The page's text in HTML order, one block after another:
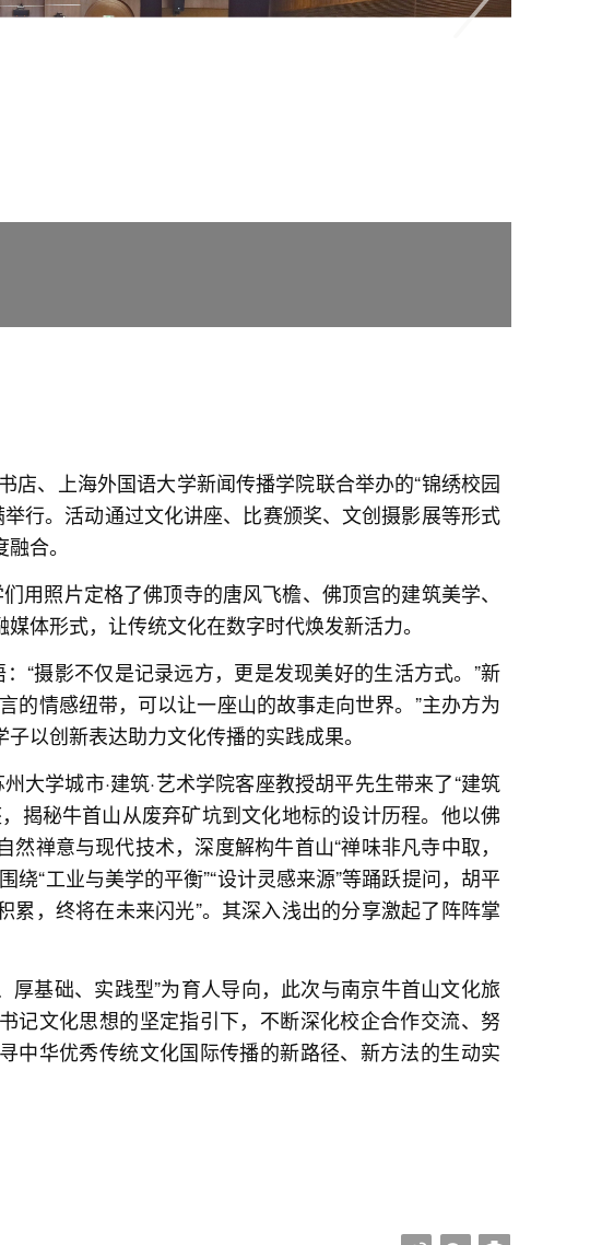
店、上海外国语大学新闻传播学院联合举办的“锦绣校园
行。活动通过文化讲座、比赛颁奖、文创摄影展等形式
合。
用照片定格了佛顶寺的唐风飞檐、佛顶宫的建筑美学、
体形式，让传统文化在数字时代焕发新活力。
“摄影不仅是记录远方，更是发现美好的生活方式。”新
的情感纽带，可以让一座山的故事走向世界。”主办方为
以创新表达助力文化传播的实践成果。
大学城市·建筑·艺术学院客座教授胡平先生带来了“建筑
揭秘牛首山从废弃矿坑到文化地标的设计历程。他以佛
禅意与现代技术，深度解构牛首山“禅味非凡寺中取，
“工业与美学的平衡”“设计灵感来源”等踊跃提问，胡平
累，终将在未来闪光”。其深入浅出的分享激起了阵阵掌
厚基础、实践型”为育人导向，此次与南京牛首山文化旅
记文化思想的坚定指引下，不断深化校企合作交流、努
中华优秀传统文化国际传播的新路径、新方法的生动实